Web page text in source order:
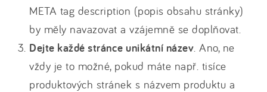
META tag description (popis obsahu stránky)
by měly navazovat a vzájemně se doplňovat.
Dejte každé stránce unikátní název. Ano, ne
vždy je to možné, pokud máte např. tisíce
produktových stránek s názvem produktu a